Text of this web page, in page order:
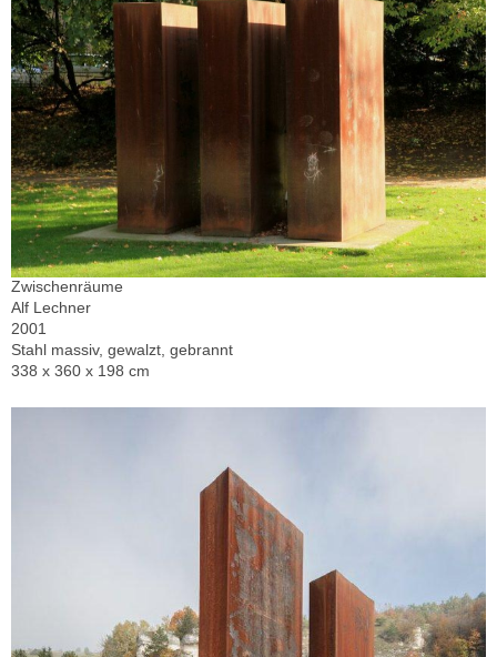
Zwischenräume
Alf Lechner
2001
Stahl massiv, gewalzt, gebrannt
338 x 360 x 198 cm